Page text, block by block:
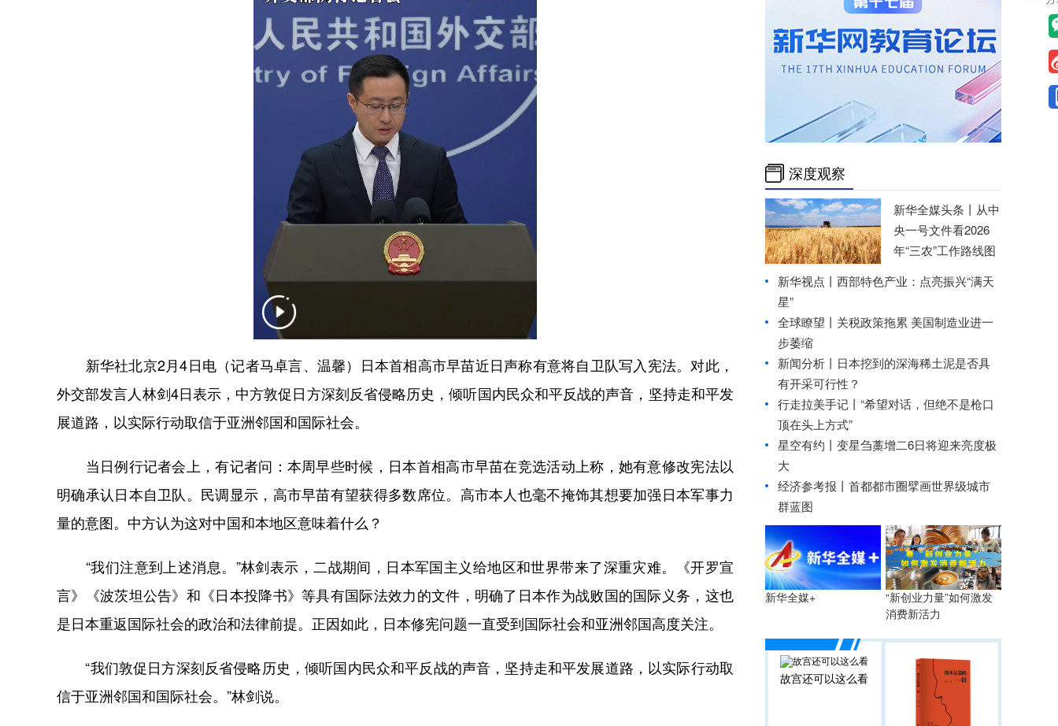
新华社北京2月4日电（记者马卓言、温馨）日本首相高市早苗近日声称有意将自卫队写入宪法。对此，
外交部发言人林剑4日表示，中方敦促日方深刻反省侵略历史，倾听国内民众和平反战的声音，坚持走和平发
展道路，以实际行动取信于亚洲邻国和国际社会。
当日例行记者会上，有记者问：本周早些时候，日本首相高市早苗在竞选活动上称，她有意修改宪法以
明确承认日本自卫队。民调显示，高市早苗有望获得多数席位。高市本人也毫不掩饰其想要加强日本军事力
量的意图。中方认为这对中国和本地区意味着什么？
“我们注意到上述消息。”林剑表示，二战期间，日本军国主义给地区和世界带来了深重灾难。《开罗宣
言》《波茨坦公告》和《日本投降书》等具有国际法效力的文件，明确了日本作为战败国的国际义务，这也
是日本重返国际社会的政治和法律前提。正因如此，日本修宪问题一直受到国际社会和亚洲邻国高度关注。
“我们敦促日方深刻反省侵略历史，倾听国内民众和平反战的声音，坚持走和平发展道路，以实际行动取
信于亚洲邻国和国际社会。”林剑说。
深度观察
新华全媒头条丨
从中
央一号文件看2026
年“三农”工作路线图
新华视点丨 西部特色产业：点亮振兴“满天
星”
全球瞭望丨关税政策拖累 美国制造业进一
步萎缩
新闻分析丨日本挖到的深海稀土泥是否具
有开采可行性？
行走拉美手记丨“希望对话，但绝不是枪口
顶在头上方式”
星空有约丨 变星刍藁增二6日将迎来亮度极
大
经济参考报丨 首都都市圈擘画世界级城市
群蓝图
新华全媒+
“新创业力量”如何激发
消费新活力
故宫还可以这么看